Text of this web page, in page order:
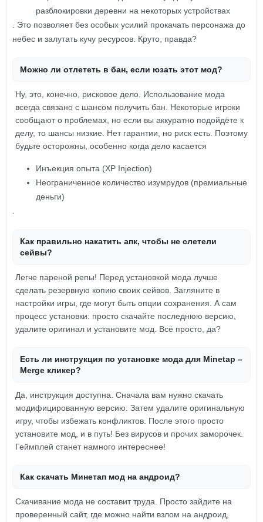
разблокировки деревни на некоторых устройствах
. Это позволяет без особых усилий прокачать персонажа до
небес и залутать кучу ресурсов. Круто, правда?
Можно ли отлететь в бан, если юзать этот мод?
Ну, это, конечно, рисковое дело. Использование мода
всегда связано с шансом получить бан. Некоторые игроки
сообщают о проблемах, но если вы аккуратно подойдёте к
делу, то шансы низкие. Нет гарантии, но риск есть. Поэтому
будьте осторожны, особенно когда дело касается
Инъекция опыта (XP Injection)
Неограниченное количество изумрудов (премиальные
деньги)
Как правильно накатить апк, чтобы не слетели
сейвы?
Легче пареной репы! Перед установкой мода лучше
сделать резервную копию своих сейвов. Загляните в
настройки игры, где могут быть опции сохранения. А сам
процесс установки: просто скачайте последнюю версию,
удалите оригинал и установите мод. Всё просто, да?
Есть ли инструкция по установке мода для Minetap –
Merge кликер?
Да, инструкция доступна. Сначала вам нужно скачать
модифицированную версию. Затем удалите оригинальную
игру, чтобы избежать конфликтов. После этого просто
установите мод, и в путь! Без вирусов и прочих заморочек.
Геймплей станет намного интереснее!
Как скачать Минетап мод на андроид?
Скачивание мода не составит труда. Просто зайдите на
проверенный сайт, где можно найти взлом на андроид,